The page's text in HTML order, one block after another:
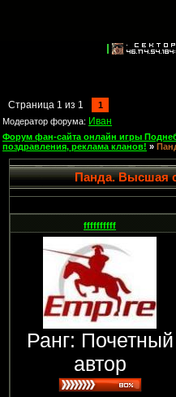
Страница 1 из 1
1
Модератор форума: Иван
Форум фан-сайта онлайн игры
поздравления, реклама кланов! »
Панда. Высшая
ffffffffff
Ранг: Почетный
автор